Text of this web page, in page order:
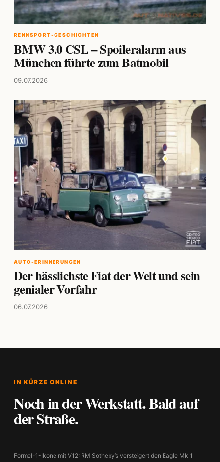
RENNSPORT-GESCHICHTEN
BMW 3.0 CSL – Spoileralarm aus
München führte zum Batmobil
09.07.2026
AUTO-ERINNERUNGEN
Der hässlichste Fiat der Welt und sein
genialer Vorfahr
06.07.2026
IN KÜRZE ONLINE
Noch in der Werkstatt. Bald auf
der Straße.
Formel-1-Ikone mit V12: RM Sotheby’s versteigert den Eagle Mk 1